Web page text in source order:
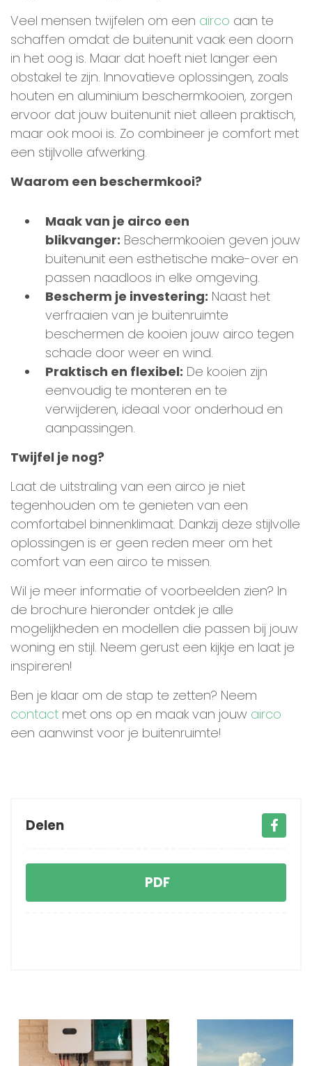
Veel mensen twijfelen om een airco aan te
schaffen omdat de buitenunit vaak een doorn
in het oog is. Maar dat hoeft niet langer een
obstakel te zijn. Innovatieve oplossingen, zoals
houten en aluminium beschermkooien, zorgen
ervoor dat jouw buitenunit niet alleen praktisch,
maar ook mooi is. Zo combineer je comfort met
een stijlvolle afwerking.
Waarom een beschermkooi?
Maak van je airco een
blikvanger: Beschermkooien geven jouw
buitenunit een esthetische make-over en
passen naadloos in elke omgeving.
Bescherm je investering: Naast het
verfraaien van je buitenruimte
beschermen de kooien jouw airco tegen
schade door weer en wind.
Praktisch en flexibel: De kooien zijn
eenvoudig te monteren en te
verwijderen, ideaal voor onderhoud en
aanpassingen.
Twijfel je nog?
Laat de uitstraling van een airco je niet
tegenhouden om te genieten van een
comfortabel binnenklimaat. Dankzij deze stijlvolle
oplossingen is er geen reden meer om het
comfort van een airco te missen.
Wil je meer informatie of voorbeelden zien? In
de brochure hieronder ontdek je alle
mogelijkheden en modellen die passen bij jouw
woning en stijl. Neem gerust een kijkje en laat je
inspireren!
Ben je klaar om de stap te zetten? Neem
contact met ons op en maak van jouw airco
een aanwinst voor je buitenruimte!
Delen
PDF